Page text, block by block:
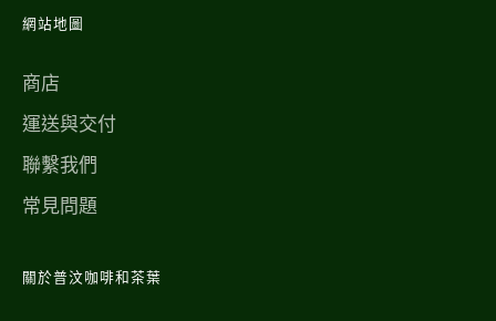
網站地圖
商店
運送與交付
聯繫我們
常見問題
關於普汶咖啡和茶葉